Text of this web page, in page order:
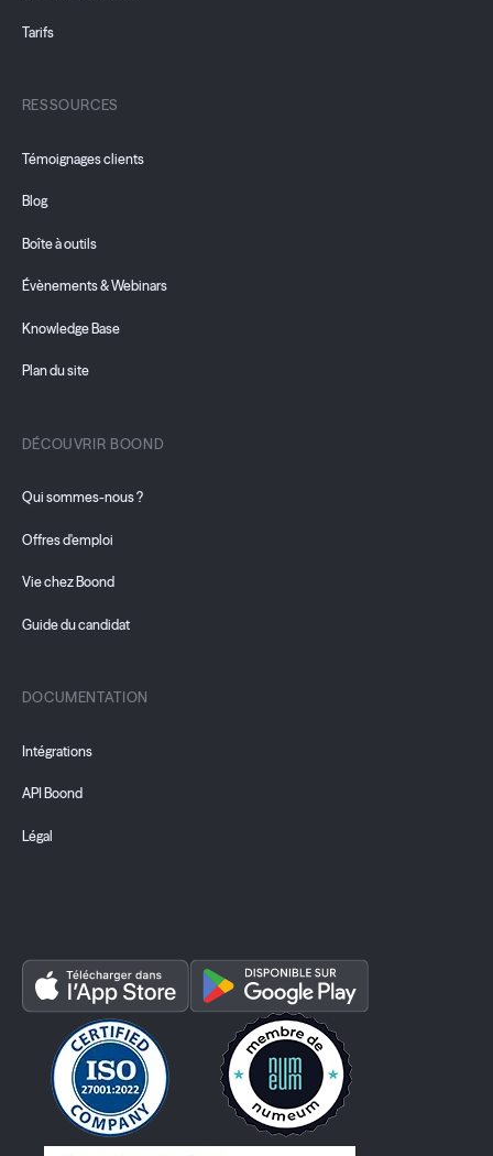
Tarifs
RESSOURCES
Témoignages clients
Blog
Boîte à outils
Évènements & Webinars
Knowledge Base
Plan du site
DÉCOUVRIR BOOND
Qui sommes-nous ?
Offres d'emploi
Vie chez Boond
Guide du candidat
DOCUMENTATION
Intégrations
API Boond
Légal